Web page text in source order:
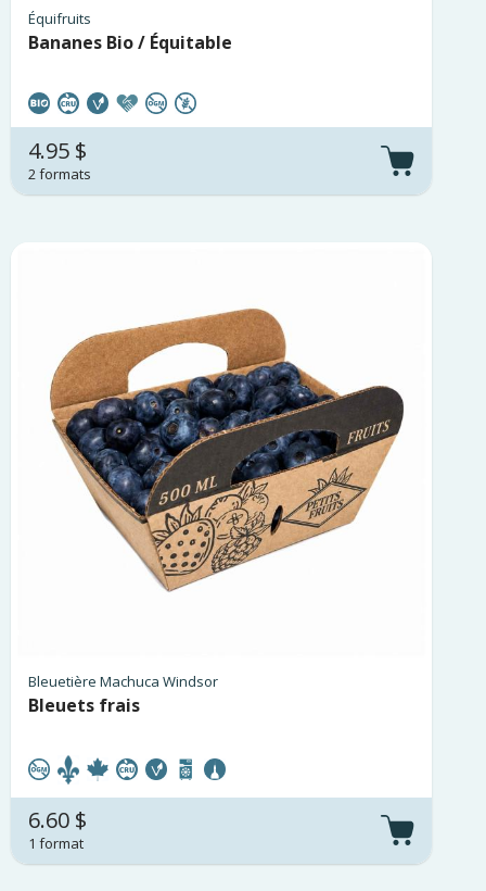
Équifruits
Bananes Bio / Équitable
4.95 $
2 formats
Bleuetière Machuca Windsor
Bleuets frais
6.60 $
1 format